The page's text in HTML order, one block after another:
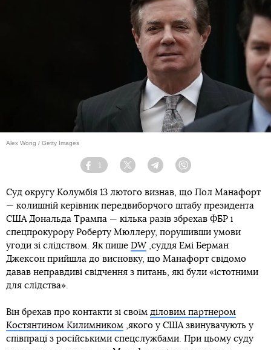
Alex Wong / Getty Images
Facebook
1
Twitter TelegramViber
Суд округу Колумбія 13 лютого визнав, що Пол Манафорт
— колишній керівник передвиборчого штабу президента
США Дональда Трампа — кілька разів збрехав ФБР і
спецпрокурору Роберту Мюллеру, порушивши умови
угоди зі слідством. Як пише DW ,суддя Емі Берман
Джексон прийшла до висновку, що Манафорт свідомо
давав неправдиві свідчення з питань, які були «істотними
для слідства».
Він брехав про контакти зі своїм діловим партнером
Костянтином Килимником ,якого у США звинувачують у
співпраці з російськими спецслужбами. При цьому суду